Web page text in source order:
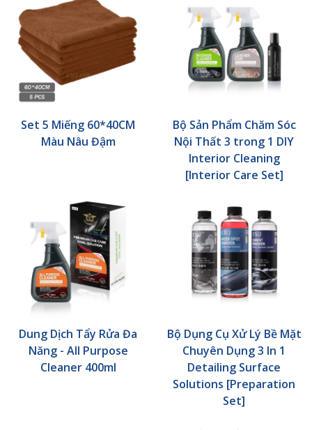
Set 5 Miếng 60*40CM
Màu Nâu Đậm
Bộ Sản Phẩm Chăm Sóc
Nội Thất 3 trong 1 DIY
Interior Cleaning
[Interior Care Set]
Dung Dịch Tẩy Rửa Đa
Năng - All Purpose
Cleaner 400ml
Bộ Dụng Cụ Xử Lý Bề Mặt
Chuyên Dụng 3 In 1
Detailing Surface
Solutions [Preparation
Set]